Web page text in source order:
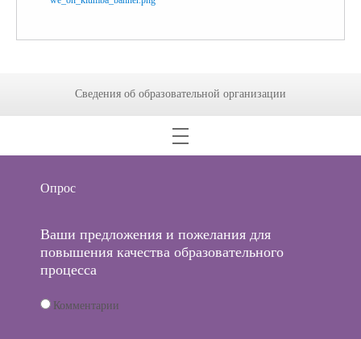
Сведения об образовательной организации
Опрос
Ваши предложения и пожелания для
повышения качества образовательного
процесса
Комментарии